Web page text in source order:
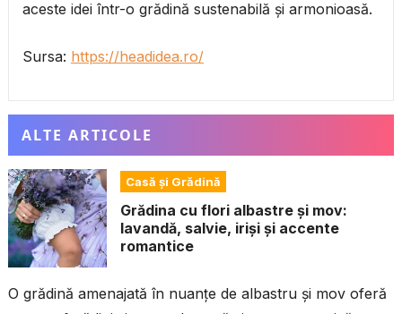
aceste idei într-o grădină sustenabilă și armonioasă.
Sursa: https://headidea.ro/
ALTE ARTICOLE
Casă și Grădină
Grădina cu flori albastre și mov:
lavandă, salvie, iriși și accente
romantice
O grădină amenajată în nuanțe de albastru și mov oferă